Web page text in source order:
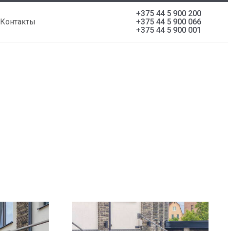
Контакты
+375 44 5 900 200
+375 44 5 900 066
+375 44 5 900 001